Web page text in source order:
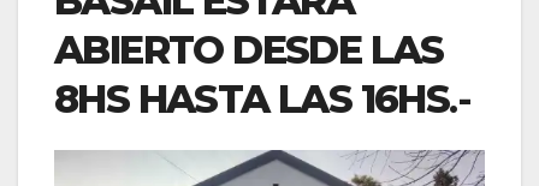
ABIERTO DESDE LAS
8HS HASTA LAS 16HS.-